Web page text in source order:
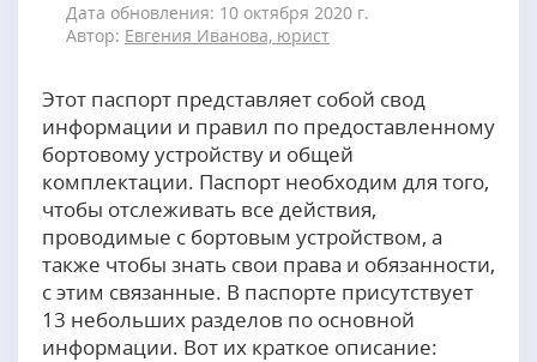
Дата обновления: 10 октября 2020 г.
Автор: Евгения Иванова, юрист
Этот паспорт представляет собой свод
информации и правил по предоставленному
бортовому устройству и общей
комплектации. Паспорт необходим для того,
чтобы отслеживать все действия,
проводимые с бортовым устройством, а
также чтобы знать свои права и обязанности,
с этим связанные. В паспорте присутствует
13 небольших разделов по основной
информации. Вот их краткое описание: